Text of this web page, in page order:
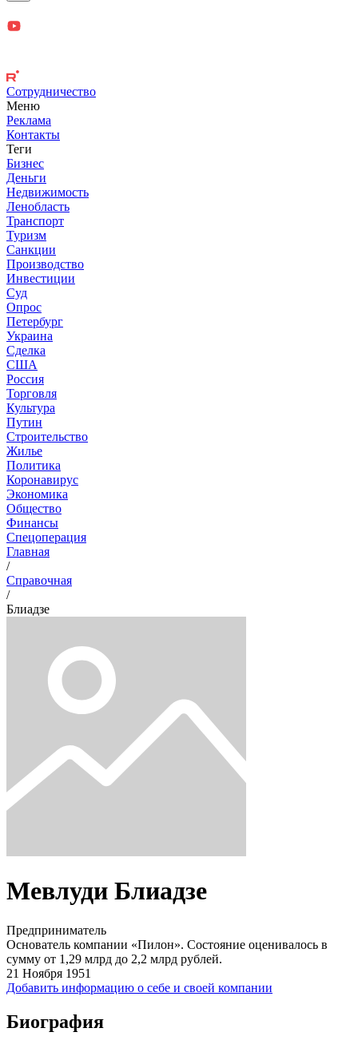
Сотрудничество
Меню
Реклама
Контакты
Теги
Бизнес
Деньги
Недвижимость
Ленобласть
Транспорт
Туризм
Санкции
Производство
Инвестиции
Суд
Опрос
Петербург
Украина
Сделка
США
Россия
Торговля
Культура
Путин
Строительство
Жилье
Политика
Коронавирус
Экономика
Общество
Финансы
Спецоперация
Главная
/
Справочная
/
Блиадзе
Мевлуди Блиадзе
Предприниматель
Основатель компании «Пилон». Состояние оценивалось в
сумму от 1,29 млрд до 2,2 млрд рублей.
21 Ноября 1951
Добавить информацию о себе и своей компании
Биография